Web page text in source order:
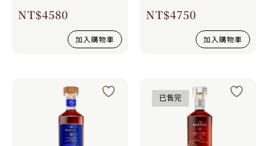
NT$4580
加入購物車
NT$4750
加入購物車
已售完